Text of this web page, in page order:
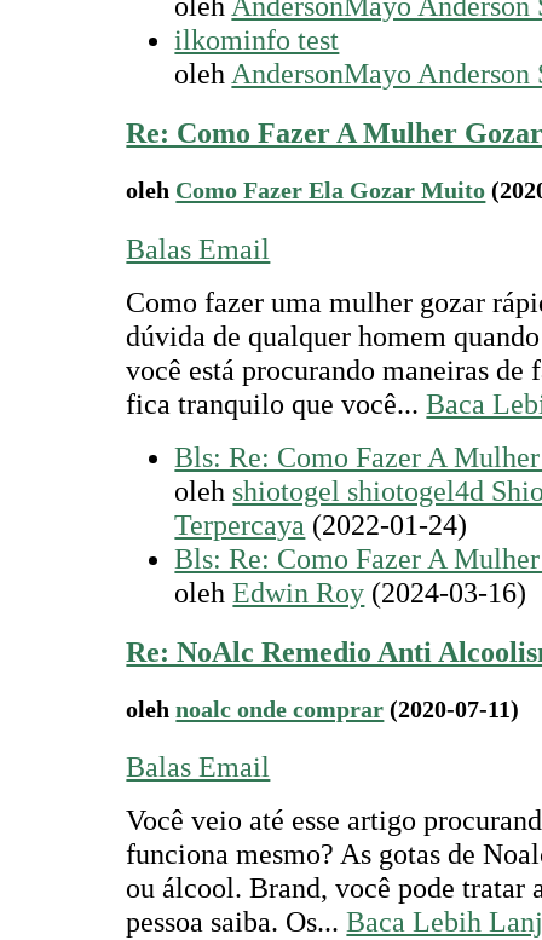
ilkominfo test
oleh AndersonMayo Anderson
Re: Como Fazer A Mulher
oleh Como Fazer Ela Gozar Muito
Balas Email
Como fazer uma mulher gozar
dúvida de qualquer homem
você está procurando maneiras de
fica tranquilo que você...Baca
Bls: Re: Como Fazer A
oleh shiotogel shiotogel4d
Terpercaya (2022-01-24)
Bls: Re: Como Fazer A
olehEdwin Roy (2024-03-16)
Re: NoAlc Remedio Anti
olehnoalc onde comprar (2020-07-11)
Balas Email
Você veio até esse artigo
funciona mesmo? As gotas de
ou álcool. Brand, você pode tratar
pessoa saiba. Os...Baca Lebih